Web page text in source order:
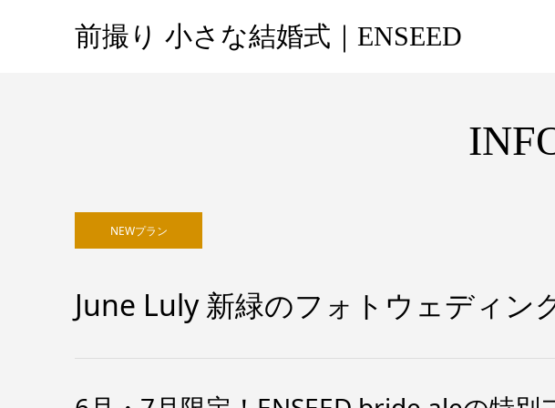
前撮り 小さな結婚式｜ENSEED
NEWプラン
June Luly 新緑のフォトウェディン